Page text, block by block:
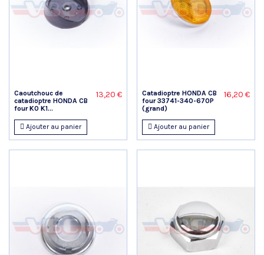
Caoutchouc de
catadioptre HONDA CB
four K0 K1...
13,20 €
Ajouter au panier
Catadioptre HONDA CB
four 33741-340-670P
(grand)
16,20 €
Ajouter au panier